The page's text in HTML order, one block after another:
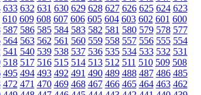
633 632 631 630 629 628 627 626 625 624 623
610 609 608 607 606 605 604 603 602 601 600
587 586 585 584 583 582 581 580 579 578 577
564 563 562 561 560 559 558 557 556 555 554
541 540 539 538 537 536 535 534 533 532 531
518 517 516 515 514 513 512 511 510 509 508
495 494 493 492 491 490 489 488 487 486 485
472 471 470 469 468 467 466 465 464 463 462